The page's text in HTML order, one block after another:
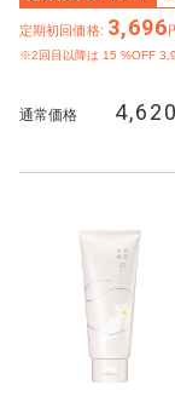
定期初回価格: 3,696
※2回目以降は 15 %OFF
通常価格 4,620